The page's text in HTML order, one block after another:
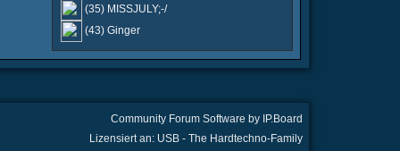
(35) MISSJULY;-/
(43) Ginger
Community Forum Software by IP.Board
Lizensiert an: USB - The Hardtechno-Family